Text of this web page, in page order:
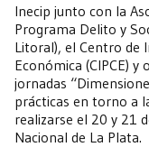
Inecip junto con la
Programa Delito y
Litoral), el Centro de
Económica (CIPCE)
jornadas
prácticas en torno a
realizarse el 20 y 21
Nacional de La Plata.